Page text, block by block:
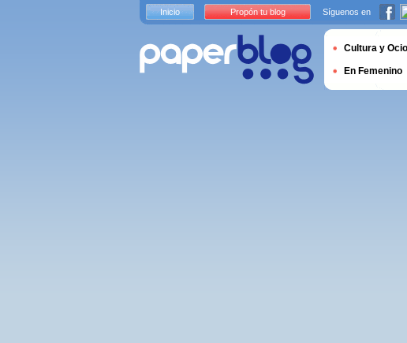
Inicio Propón tu blog Síguenos en
Cultura y Ocio
En Femenino